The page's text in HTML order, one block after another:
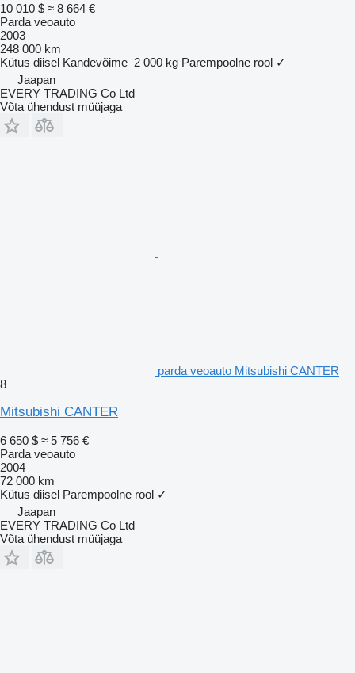
10 010 $ ≈ 8 664 €
Parda veoauto
2003
248 000 km
Kütus diisel Kandevõime 2 000 kg Parempoolne rool ✓
Jaapan
EVERY TRADING Co Ltd
Võta ühendust müüjaga
parda veoauto Mitsubishi CANTER
8
Mitsubishi CANTER
6 650 $ ≈ 5 756 €
Parda veoauto
2004
72 000 km
Kütus diisel Parempoolne rool ✓
Jaapan
EVERY TRADING Co Ltd
Võta ühendust müüjaga